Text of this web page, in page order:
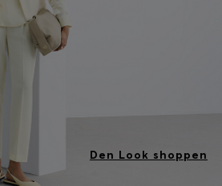
Den Look shoppen